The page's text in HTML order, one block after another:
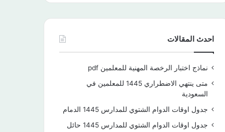
احدث المقالات
نماذج اختبار الرخصة المهنية للمعلمين pdf
متى ينتهي الاضطراري 1445 للمعلمين في
السعودية
جدول اوقات الدوام الشتوي للمدارس 1445 الدمام
جدول اوقات الدوام الشتوي للمدارس 1445 حائل